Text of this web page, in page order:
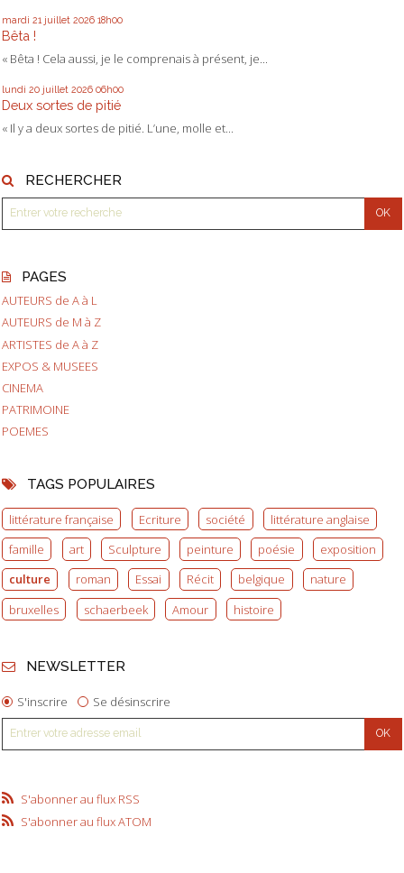
mardi 21 juillet 2026 18h00
Bêta !
« Bêta ! Cela aussi, je le comprenais à présent, je...
lundi 20 juillet 2026 06h00
Deux sortes de pitié
« Il y a deux sortes de pitié. L’une, molle et...
RECHERCHER
PAGES
AUTEURS de A à L
AUTEURS de M à Z
ARTISTES de A à Z
EXPOS & MUSEES
CINEMA
PATRIMOINE
POEMES
TAGS POPULAIRES
littérature française Ecriture société
littérature anglaise
famille
art Sculpture peinture poésie
exposition
culture
roman Essai Récit belgique
nature
bruxelles
schaerbeek Amour histoire
NEWSLETTER
S'inscrire Se désinscrire
S'abonner au flux RSS
S'abonner au flux ATOM